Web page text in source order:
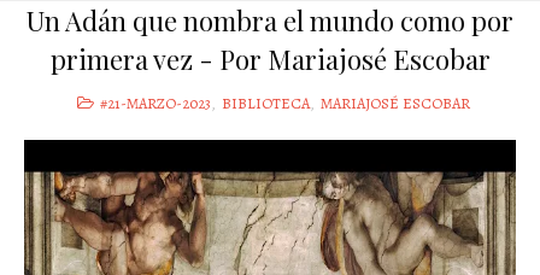
Un Adán que nombra el mundo como por
primera vez - Por Mariajosé Escobar
#21-MARZO-2023, BIBLIOTECA, MARIAJOSÉ ESCOBAR